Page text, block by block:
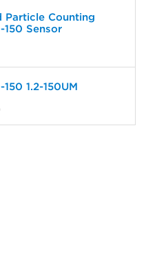
Particle Counting
150 Sensor
1.2-150UM